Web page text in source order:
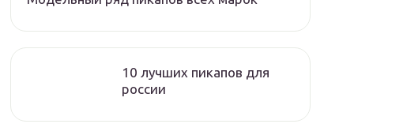
10 лучших пикапов для
россии